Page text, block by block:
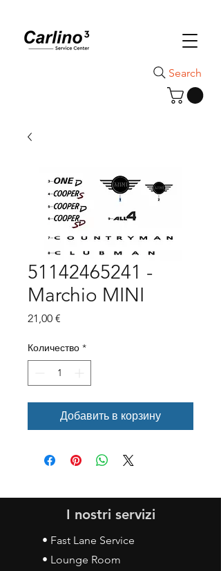
Search
51142465241 -
Marchio MINI
21,00 €
Количество *
Добавить в корзину
I nostri servizi
• Fast Lane Service
• Lounge Room